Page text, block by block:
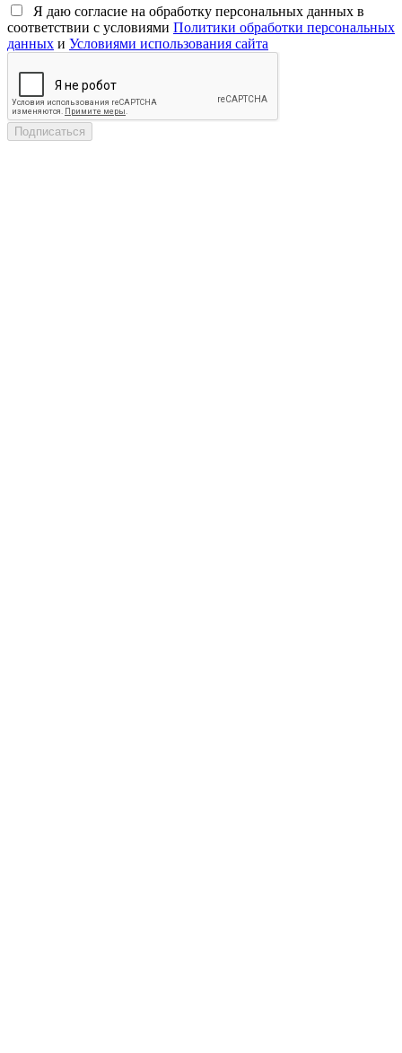
Я даю согласие на обработку персональных данных в
соответствии с условиями Политики обработки персональных
данных и Условиями использования сайта
Подписаться